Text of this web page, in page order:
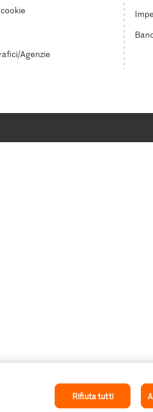
Agenzie
Rifiuta tutti